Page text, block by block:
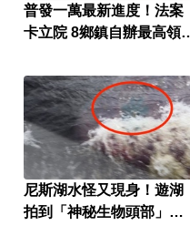
普發一萬最新進度！法案
卡立院 8鄉鎮自辦最高領1
尼斯湖水怪又現身！遊湖
拍到「神秘生物頭部」官